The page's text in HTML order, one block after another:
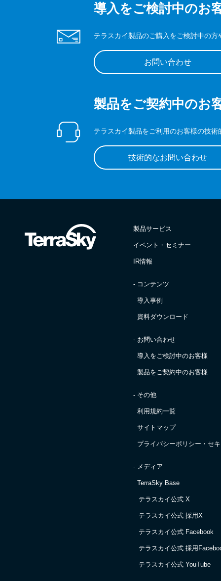
導入をご検討中のお
テラスカイ製品のご購入をご検討中の
お問い合わせ
製品をご契約中のお
テラスカイ製品をご利用のお客様の技
技術的なお問い合わせ
製品サービス
イベント・セミナー
IR情報
- コンテンツ
導入事例
資料ダウンロード
- お問い合わせ
導入をご検討中のお客様
製品をご契約中のお客様
- その他
利用規約一覧
サイトマップ
プライバシーポリシー・ セ
- メディア
TerraSky Base
テラスカイ公式 X
テラスカイ公式 採用X
テラスカイ公式 Facebook
テラスカイ公式 採用
テラスカイ公式 YouTube